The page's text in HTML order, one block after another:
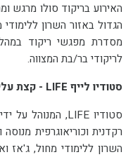
מסדרת מפגשי ריקוד
לריקודי בר/בת המצווה.
סטודיו לייף LIFE - קצת עלינו